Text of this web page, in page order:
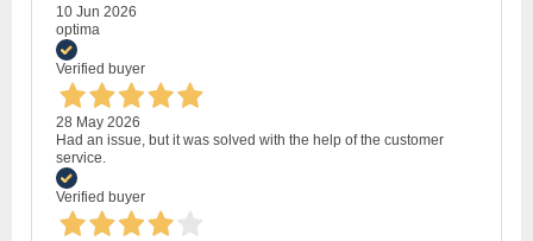
10 Jun 2026
optima
Verified buyer
28 May 2026
Had an issue, but it was solved with the help of the customer
service.
Verified buyer